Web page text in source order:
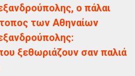
ο πάλαι
των Αθηναίων
ξεθωριάζουν σαν παλιά